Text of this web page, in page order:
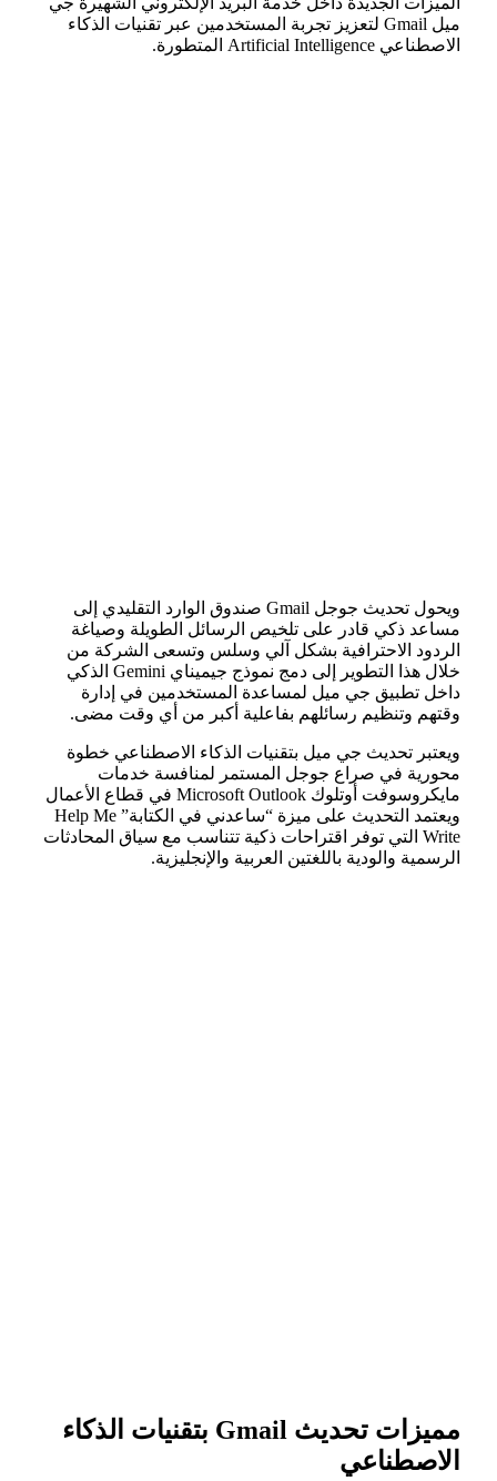
ميل Gmail لتعزيز تجربة المستخدمين عبر تقنيات الذكاء
الاصطناعي Artificial Intelligence المتطورة.
ويحول تحديث جوجل Gmail صندوق الوارد التقليدي إلى
مساعد ذكي قادر على تلخيص الرسائل الطويلة وصياغة
الردود الاحترافية بشكل آلي وسلس وتسعى الشركة من
خلال هذا التطوير إلى دمج نموذج جيميناي Gemini الذكي
داخل تطبيق جي ميل لمساعدة المستخدمين في إدارة
وقتهم وتنظيم رسائلهم بفاعلية أكبر من أي وقت مضى.
ويعتبر تحديث جي ميل بتقنيات الذكاء الاصطناعي خطوة
محورية في صراع جوجل المستمر لمنافسة خدمات
مايكروسوفت أوتلوك Microsoft Outlook في قطاع الأعمال
ويعتمد التحديث على ميزة “ساعدني في الكتابة” Help Me
Write التي توفر اقتراحات ذكية تتناسب مع سياق المحادثات
الرسمية والودية باللغتين العربية والإنجليزية.
مميزات تحديث Gmail بتقنيات الذكاء
الاصطناعي